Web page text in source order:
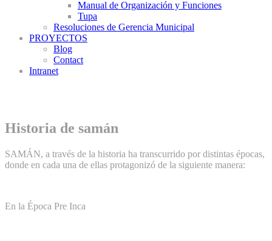
Manual de Organización y Funciones
Tupa
Resoluciones de Gerencia Municipal
PROYECTOS
Blog
Contact
Intranet
Historia de samán
SAMÁN, a través de la historia ha transcurrido por distintas épocas,
donde en cada una de ellas protagonizó de la siguiente manera:
En la Época Pre Inca